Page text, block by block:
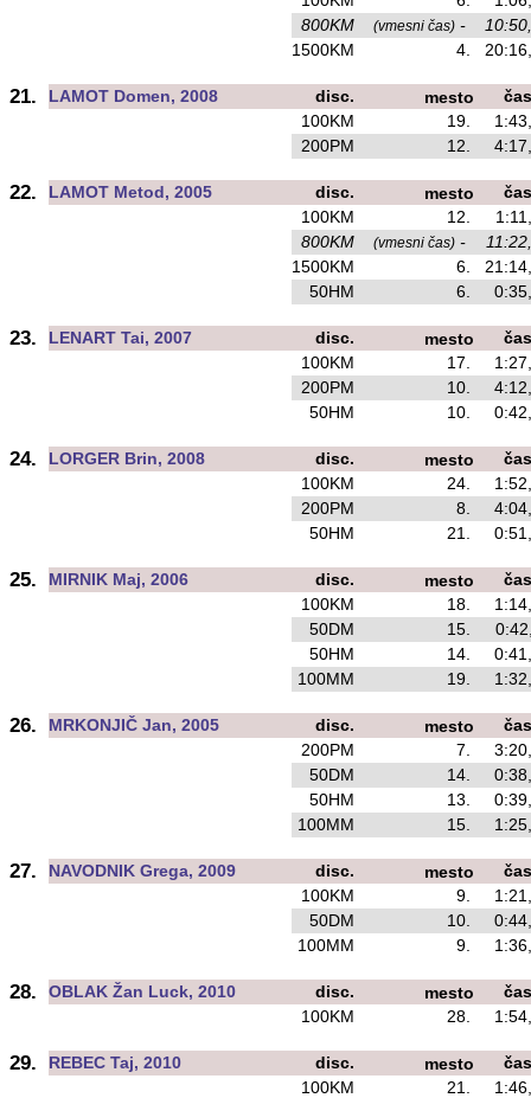
800KM
(vmesni čas) -
1500KM
4.
21. LAMOT Domen, 2008 disc. mesto
čas
100KM
19.
200PM
12.
22. LAMOT Metod, 2005 disc. mesto
čas
100KM
12.
800KM
(vmesni čas) -
1500KM
6.
50HM
6.
23. LENART Tai, 2007 disc. mesto
čas
100KM
17.
200PM
10.
50HM
10.
24. LORGER Brin, 2008 disc. mesto
čas
100KM
24.
200PM
8.
50HM
21.
25. MIRNIK Maj, 2006 disc. mesto
čas
100KM
18.
50DM
15.
50HM
14.
100MM
19.
26. MRKONJIČ Jan, 2005 disc. mesto
čas
200PM
7.
50DM
14.
50HM
13.
100MM
15.
27. NAVODNIK Grega, 2009 disc. mesto
čas
100KM
9.
50DM
10.
100MM
9.
28. OBLAK Žan Luck, 2010 disc. mesto
čas
100KM
28.
29. REBEC Taj, 2010 disc. mesto
čas
100KM
21.